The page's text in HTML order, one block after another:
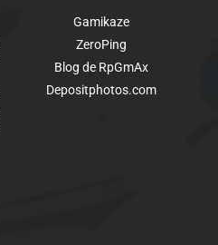
Gamikaze
ZeroPing
Blog de RpGmAx
Depositphotos.com